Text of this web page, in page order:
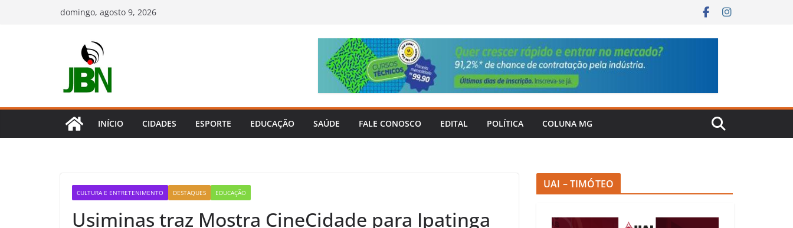
domingo, agosto 9, 2026
INÍCIO CIDADES ESPORTE EDUCAÇÃO SAÚDE FALE CONOSCO EDITAL POLÍTICA COLUNA MG
CULTURA E ENTRETENIMENTO DESTAQUES EDUCAÇÃO
Usiminas traz Mostra CineCidade para Ipatinga
UAI – TIMÓTEO